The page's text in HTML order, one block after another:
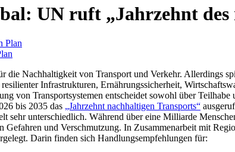
UN ruft „Jahrzehnt des
die Nachhaltigkeit von Transport und Verkehr. Allerdings
Infrastrukturen, Ernährungssicherheit,
von Transportsystemen entscheidet sowohl über
bis 2035 das „Jahrzehnt nachhaltigen Transports“
sehr unterschiedlich. Während über eine Milliarde
Gefahren und Verschmutzung. In Zusammenarbeit mit
Darin finden sich Handlungsempfehlungen für: